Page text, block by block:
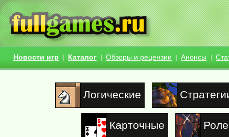
Новости игр Каталог Обзоры и рецензии Анонсы
Логические
Карточные